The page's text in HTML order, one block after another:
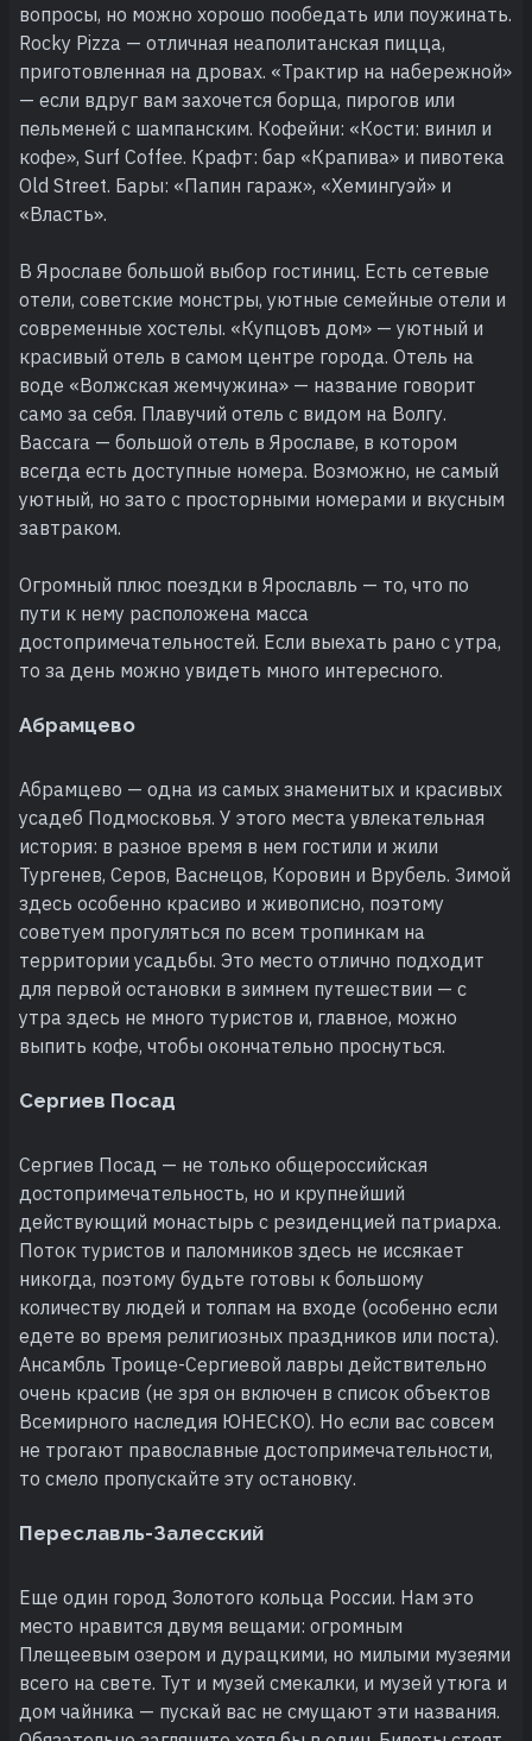
вопросы, но можно хорошо пообедать или поужинать.
Rocky Pizza — отличная неаполитанская пицца,
приготовленная на дровах. «Трактир на набережной»
— если вдруг вам захочется борща, пирогов или
пельменей с шампанским. Кофейни: «Кости: винил и
кофе», Surf Coffee. Крафт: бар «Крапива» и пивотека
Old Street. Бары: «Папин гараж», «Хемингуэй» и
«Власть».
В Ярославе большой выбор гостиниц. Есть сетевые
отели, советские монстры, уютные семейные отели и
современные хостелы. «Купцовъ дом» — уютный и
красивый отель в самом центре города. Отель на
воде «Волжская жемчужина» — название говорит
само за себя. Плавучий отель с видом на Волгу.
Baccara — большой отель в Ярославе, в котором
всегда есть доступные номера. Возможно, не самый
уютный, но зато с просторными номерами и вкусным
завтраком.
Огромный плюс поездки в Ярославль — то, что по
пути к нему расположена масса
достопримечательностей. Если выехать рано с утра,
то за день можно увидеть много интересного.
Абрамцево
Абрамцево — одна из самых знаменитых и красивых
усадеб Подмосковья. У этого места увлекательная
история: в разное время в нем гостили и жили
Тургенев, Серов, Васнецов, Коровин и Врубель. Зимой
здесь особенно красиво и живописно, поэтому
советуем прогуляться по всем тропинкам на
территории усадьбы. Это место отлично подходит
для первой остановки в зимнем путешествии — с
утра здесь не много туристов и, главное, можно
выпить кофе, чтобы окончательно проснуться.
Сергиев Посад
Сергиев Посад — не только общероссийская
достопримечательность, но и крупнейший
действующий монастырь с резиденцией патриарха.
Поток туристов и паломников здесь не иссякает
никогда, поэтому будьте готовы к большому
количеству людей и толпам на входе (особенно если
едете во время религиозных праздников или поста).
Ансамбль Троице-Сергиевой лавры действительно
очень красив (не зря он включен в список объектов
Всемирного наследия ЮНЕСКО). Но если вас совсем
не трогают православные достопримечательности,
то смело пропускайте эту остановку.
Переславль-Залесский
Еще один город Золотого кольца России. Нам это
место нравится двумя вещами: огромным
Плещеевым озером и дурацкими, но милыми музеями
всего на свете. Тут и музей смекалки, и музей утюга и
дом чайника — пускай вас не смущают эти названия.